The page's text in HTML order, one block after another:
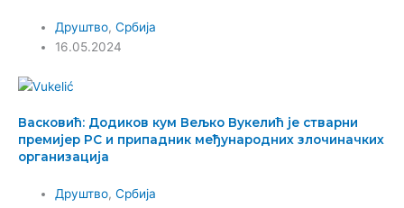
Друштво,Србија
16.05.2024
Васковић: Додиков кум Вељко Вукелић је стварни
премијер РС и припадник међународних злочиначких
организација
Друштво,Србија